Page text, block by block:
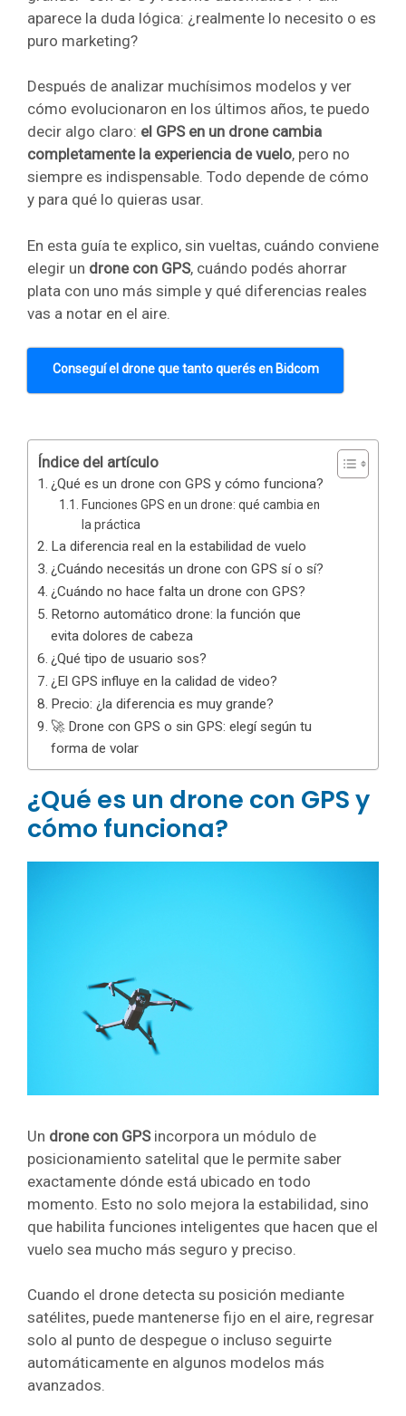
aparece la duda lógica: ¿realmente lo necesito o es
puro marketing?
Después de analizar muchísimos modelos y ver
cómo evolucionaron en los últimos años, te puedo
decir algo claro: el GPS en un drone cambia
completamente la experiencia de vuelo, pero no
siempre es indispensable. Todo depende de cómo
y para qué lo quieras usar.
En esta guía te explico, sin vueltas, cuándo conviene
elegir un drone con GPS, cuándo podés ahorrar
plata con uno más simple y qué diferencias reales
vas a notar en el aire.
Conseguí el drone que tanto querés en Bidcom
Índice del artículo
¿Qué es un drone con GPS y cómo funciona?
Funciones GPS en un drone: qué cambia en
la práctica
La diferencia real en la estabilidad de vuelo
¿Cuándo necesitás un drone con GPS sí o sí?
¿Cuándo no hace falta un drone con GPS?
Retorno automático drone: la función que
evita dolores de cabeza
¿Qué tipo de usuario sos?
¿El GPS influye en la calidad de video?
Precio: ¿la diferencia es muy grande?
🚀 Drone con GPS o sin GPS: elegí según tu
forma de volar
¿Qué es un drone con GPS y
cómo funciona?
Un drone con GPSincorpora un módulo de
posicionamiento satelital que le permite saber
exactamente dónde está ubicado en todo
momento. Esto no solo mejora la estabilidad, sino
que habilita funciones inteligentes que hacen que el
vuelo sea mucho más seguro y preciso.
Cuando el drone detecta su posición mediante
satélites, puede mantenerse fijo en el aire, regresar
solo al punto de despegue o incluso seguirte
automáticamente en algunos modelos más
avanzados.